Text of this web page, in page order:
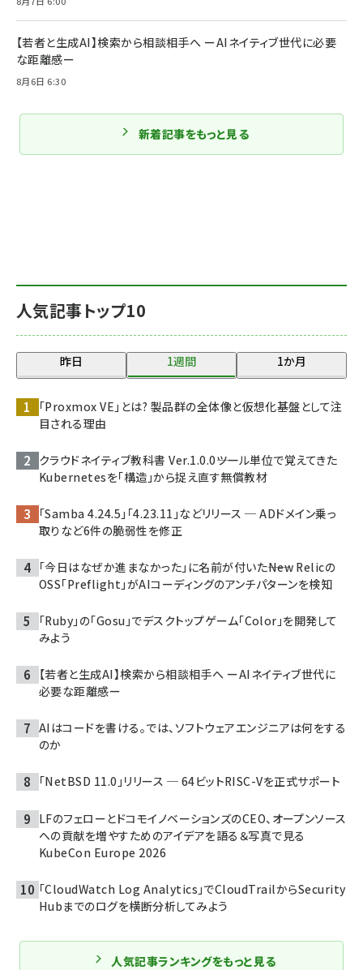
人気記事トップ10
昨日 1週間 1か月
「Proxmox VE」とは? 製品群の全体像と仮想化基盤として注
目される理由
クラウドネイティブ教科書 Ver.1.0.0――ツール単位で覚えてきた
Kubernetesを「構造」から捉え直す無償教材
「Samba 4.24.5」「4.23.11」などリリース ─ ADドメイン乗っ
取りなど6件の脆弱性を修正
「今日はなぜか進まなかった」に名前が付いた――New Relicの
OSS「Preflight」がAIコーディングのアンチパターンを検知
「Ruby」の「Gosu」でデスクトップゲーム「Color」を開発して
みよう
【若者と生成AI】検索から相談相手へ ーAIネイティブ世代に
必要な距離感ー
AIはコードを書ける。では、ソフトウェアエンジニアは何をする
のか
「NetBSD 11.0」リリース ─ 64ビットRISC-Vを正式サポート
LFのフェローとドコモイノベーションズのCEO、オープンソース
への貢献を増やすためのアイデアを語る＆写真で見る
KubeCon Europe 2026
「CloudWatch Log Analytics」でCloudTrailからSecurity
Hubまでのログを横断分析してみよう
人気記事ランキングをもっと見る
【若者と生成AI】検索から相談相手へ ーAIネイティブ世代に必要
な距離感ー
8月6日 6:30
新着記事をもっと見る